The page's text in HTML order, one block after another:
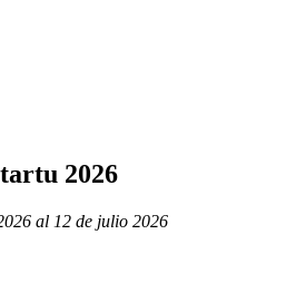
2026
al 12 de julio 2026